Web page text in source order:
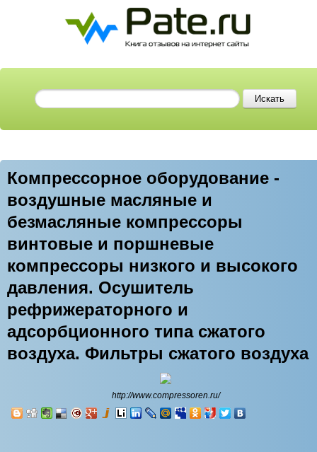
Компрессорное оборудование -
воздушные масляные и
безмасляные компрессоры
винтовые и поршневые
компрессоры низкого и высокого
давления. Осушитель
рефрижераторного и
адсорбционного типа сжатого
воздуха. Фильтры сжатого воздуха
http://www.compressoren.ru/